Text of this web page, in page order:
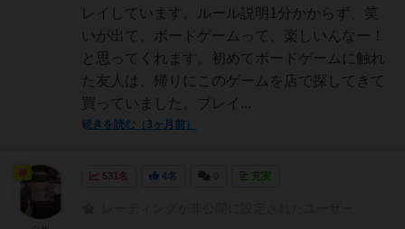
レイしています。ルール説明1分かからず、笑
いが出て、ボードゲームって、楽しいんなー！
と思ってくれます。初めてボードゲームに触れ
た友人は、帰りにこのゲームを店で探してきて
買っていました。プレイ...
続きを読む（3ヶ月前）
531名 4名 充実
神